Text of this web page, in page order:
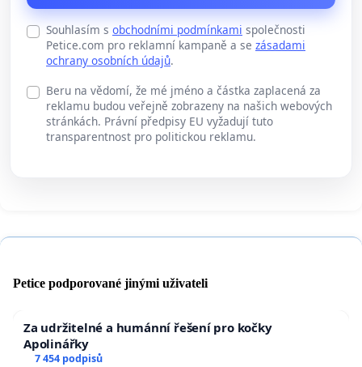
Souhlasím s obchodními podmínkami společnosti
Petice.com pro reklamní kampaně a se zásadami
ochrany osobních údajů.
Beru na vědomí, že mé jméno a částka zaplacená za
reklamu budou veřejně zobrazeny na našich webových
stránkách. Právní předpisy EU vyžadují tuto
transparentnost pro politickou reklamu.
Petice podporované jinými uživateli
Za udržitelné a humánní řešení pro kočky
Apolinářky
7 454 podpisů